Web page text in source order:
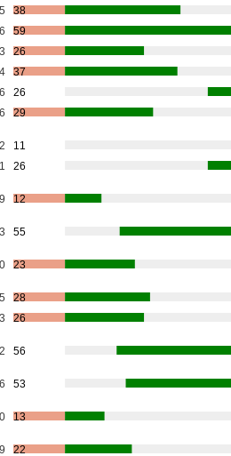
38
59
26
37
26
29
11
26
12
55
23
28
26
56
53
13
22